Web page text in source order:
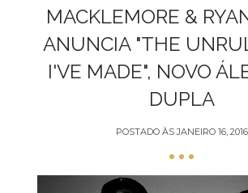
MACKLEMORE &
ANUNCIA "THE
I'VE MADE", NOVO
DUPLA
POSTADO ÀSJANEIRO 16, 2016